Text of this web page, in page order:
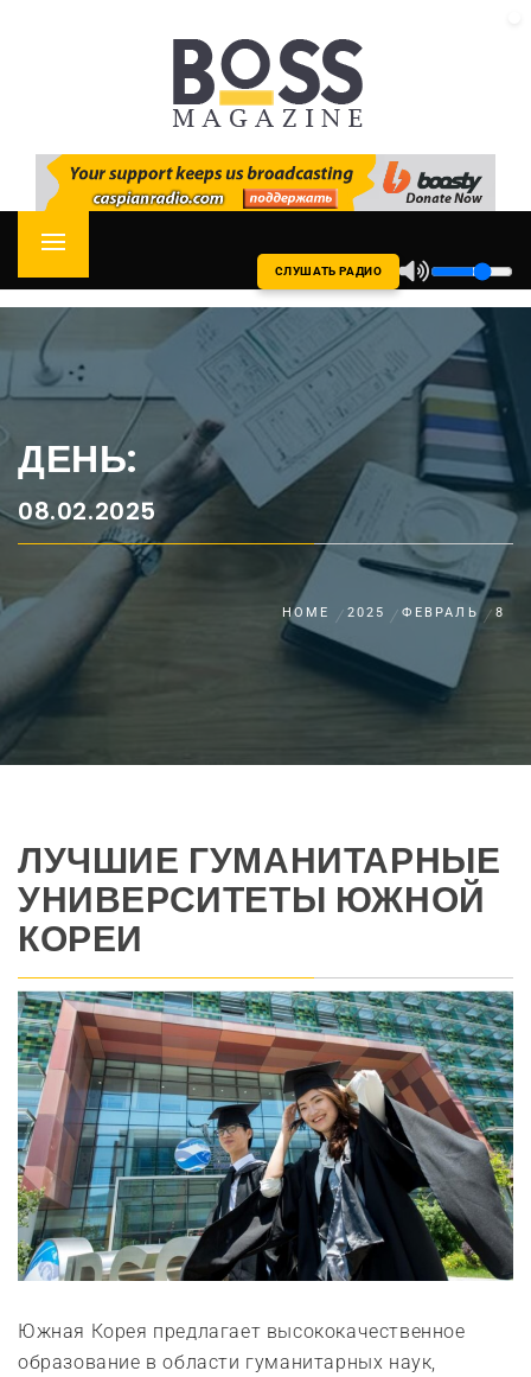
CASPIAN RADIO
Primary
Menu
СЛУШАТЬ РАДИО
ДЕНЬ:
08.02.2025
HOME 2025 ФЕВРАЛЬ 8
ЛУЧШИЕ ГУМАНИТАРНЫЕ
УНИВЕРСИТЕТЫ ЮЖНОЙ
КОРЕИ
Южная Корея предлагает высококачественное
образование в области гуманитарных наук,